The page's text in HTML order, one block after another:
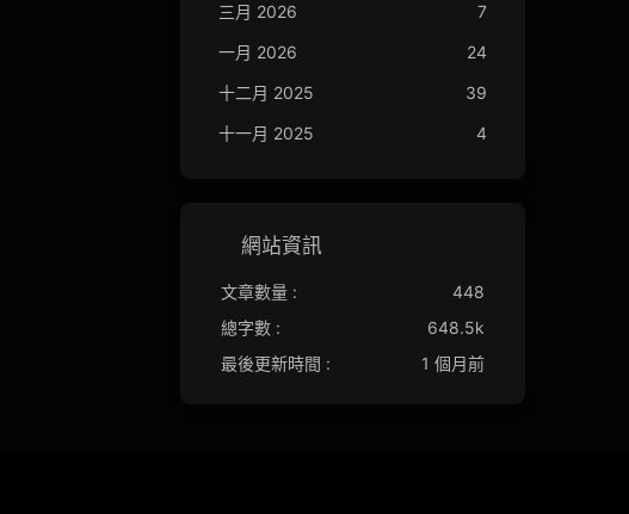
三月 2026
7
一月 2026
24
十二月 2025
39
十一月 2025
4
網站資訊
文章數量 :
448
總字數 :
648.5k
最後更新時間 :
1 個月前